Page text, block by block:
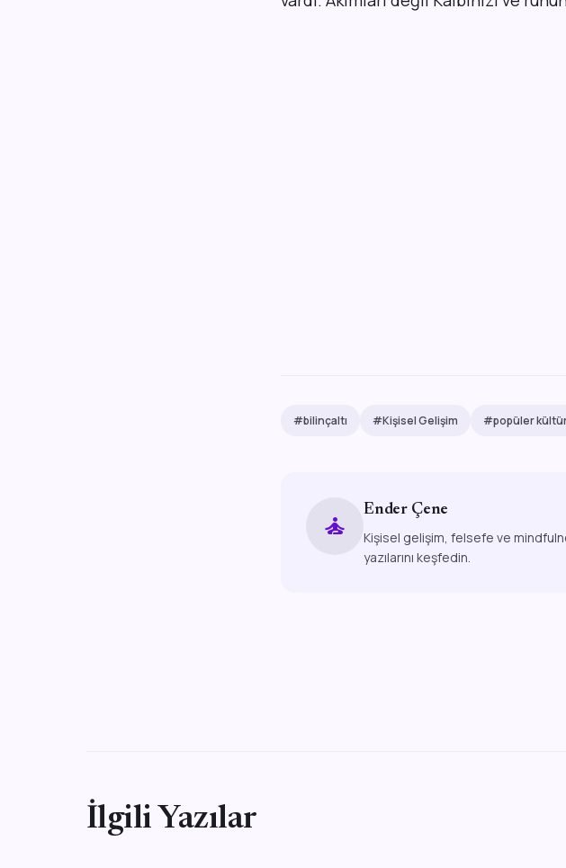
#bilinçaltı #Kişisel Gelişim #popüler
self_improvement
Ender Çene
Kişisel gelişim, felsefe ve
yazılarını keşfedin.
İlgili Yazılar